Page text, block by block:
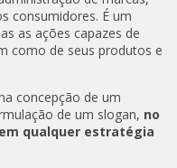
consumidores. É um
as ações capazes de
como de seus produtos e
concepção de um
de um slogan, no
qualquer estratégia